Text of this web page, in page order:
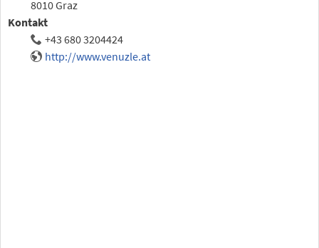
8010 Graz
Kontakt
+43 680 3204424
http://www.venuzle.at